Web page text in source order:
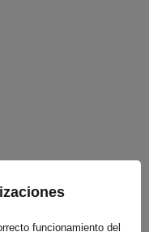
funcionamiento del